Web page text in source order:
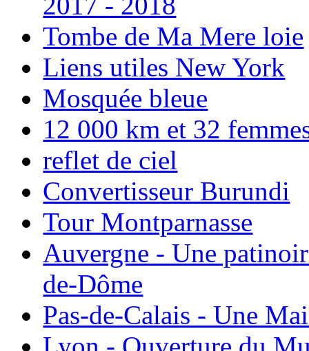
Tombe de Ma Mere loie
Liens utiles New York
Mosquée bleue
12 000 km et 32
reflet de ciel
Convertisseur Burundi
Tour Montparnasse
Auvergne - Une
de-Dôme
Pas-de-Calais - Une